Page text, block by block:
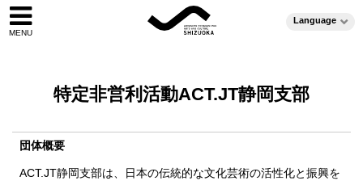
Language
特定非営利活動ACT.JT静岡支部
団体概要
ACT.JT静岡支部は、日本の伝統的な文化芸術の活性化と振興を